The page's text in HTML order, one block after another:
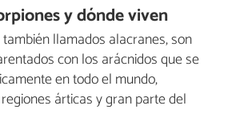
y dónde viven
llamados alacranes, son
con los arácnidos que se
en todo el mundo,
árticas y gran parte del